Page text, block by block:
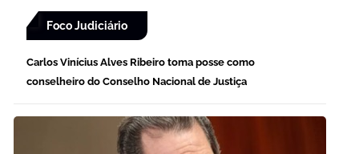
Foco Judiciário
Carlos Vinícius Alves Ribeiro toma posse como
conselheiro do Conselho Nacional de Justiça